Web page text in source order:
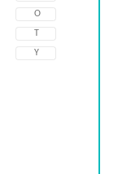
O
T
Y